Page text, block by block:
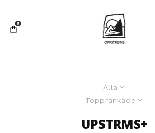
0
Alla
Topprankade
UPSTRMS+